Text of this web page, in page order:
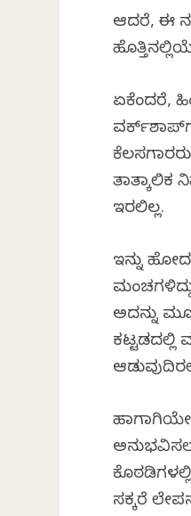
ಆದರೆ, ಈ
ಏಕೆಂದರೆ,
ತಾತ್ಕಾಲಿಕ
ಇರಲಿಲ್ಲ.
ಇನ್ನು
ಅದನ್ನು
ಕಟ್ಟಡದಲ್ಲಿ
ಸಕ್ಕರೆ